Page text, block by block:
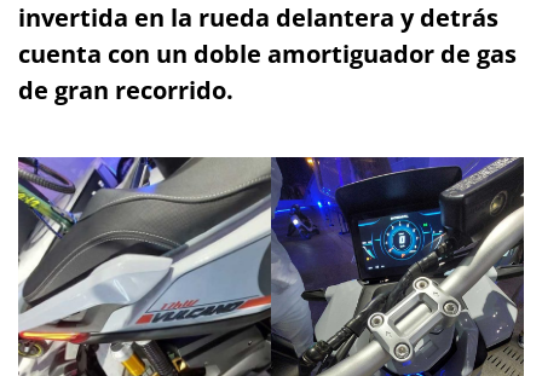
invertida en la rueda delantera y detrás
cuenta con un doble amortiguador de gas
de gran recorrido.